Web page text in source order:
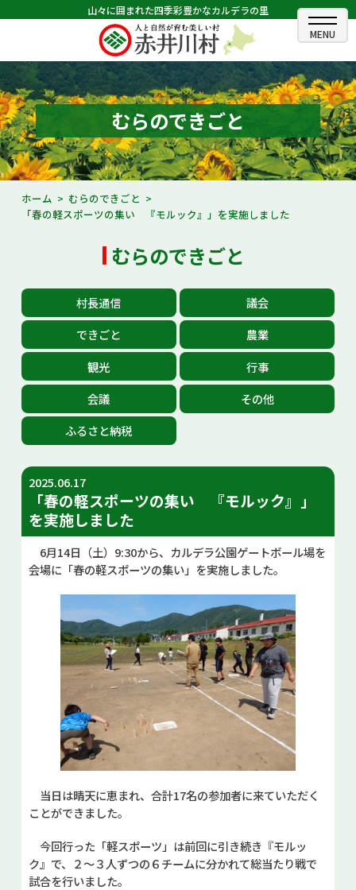
山々に囲まれた四季彩豊かなカルデラの里
ホーム
むらのできごと
むらのプロフィール
くらしの情報
村長室
観光・イベント情報
あかいがわ広報
お問い合せ
Select Language▼
むらのできごと
ホーム
むらのできごと
「春の軽スポーツの集い 『モルック』」を実施しました
むらのできごと
村長通信
議会
できごと
農業
観光
行事
会議
その他
ふるさと納税
2025.06.17
「春の軽スポーツの集い 『モルック』」
を実施しました
6月14日（土）9:30から、カルデラ公園ゲートボール場を
会場に「春の軽スポーツの集い」を実施しました。
当日は晴天に恵まれ、合計17名の参加者に来ていただく
ことができました。
今回行った「軽スポーツ」は前回に引き続き『モルッ
ク』で、２～３人ずつの６チームに分かれて総当たり戦で
試合を行いました。